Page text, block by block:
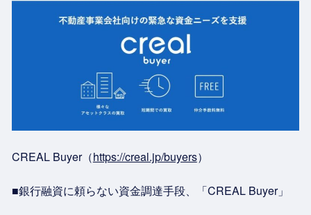
CREAL Buyer（https://creal.jp/buyers）
■銀行融資に頼らない資金調達手段、「CREAL Buyer」